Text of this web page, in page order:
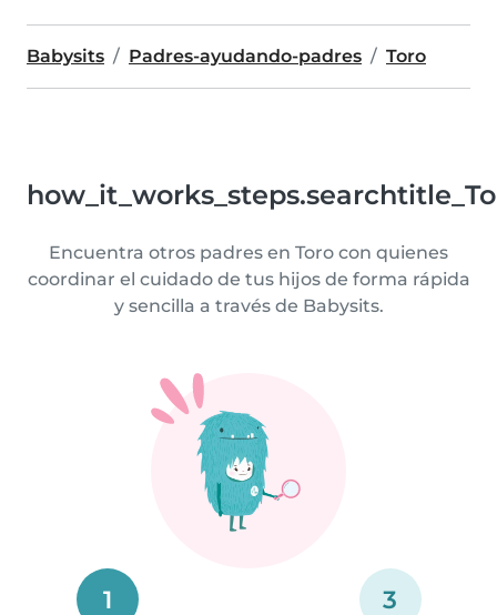
Babysits Padres-ayudando-padres Toro
Encuentra otros padres en Toro con quienes
coordinar el cuidado de tus hijos de forma rápida
y sencilla a través de Babysits.
1 3